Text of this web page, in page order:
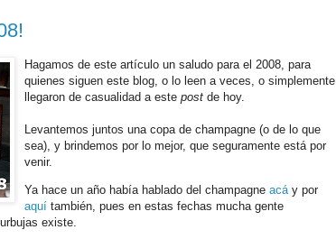
Hagamos de este artículo un saludo para el 2008, para
quienes siguen este blog, o lo leen a veces, o simplemente
llegaron de casualidad a este post de hoy.
Levantemos juntos una copa de champagne (o de lo que
sea), y brindemos por lo mejor, que seguramente está por
venir.
Ya hace un año había hablado del champagne acá y por
aquí también, pues en estas fechas mucha gente
existe.